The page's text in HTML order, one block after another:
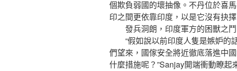
個欺負弱國的壞抽像。不丹位於喜
印之間更依靠印度，以是它沒有抉
發兵洞朗，印度軍方的困獸之鬥
“假如說以前印度人隻是嫉妒的
們望來，國傢安全將近徹底落進中
什麼措施呢？”Sanjay開端衝動瞭起